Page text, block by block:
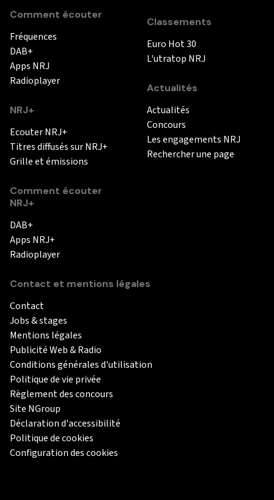
Comment écouter
Fréquences
DAB+
Apps NRJ
Radioplayer
NRJ+
Ecouter NRJ+
Titres diffusés sur NRJ+
Grille et émissions
Comment écouter
NRJ+
DAB+
Apps NRJ+
Radioplayer
Classements
Euro Hot 30
L'utratop NRJ
Actualités
Actualités
Concours
Les engagements NRJ
Rechercher une page
Contact et mentions légales
Contact
Jobs & stages
Mentions légales
Publicité Web & Radio
Conditions générales d'utilisation
Politique de vie privée
Règlement des concours
Site NGroup
Déclaration d'accessibilité
Politique de cookies
Configuration des cookies